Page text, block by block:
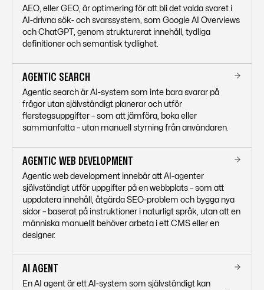
AEO, eller GEO, är optimering för att bli det valda svaret i
AI-drivna sök- och svarssystem, som Google AI Overviews
och ChatGPT, genom strukturerat innehåll, tydliga
definitioner och semantisk tydlighet.
AGENTIC SEARCH
Agentic search är AI-system som inte bara svarar på
frågor utan självständigt planerar och utför
flerstegsuppgifter – som att jämföra, boka eller
sammanfatta – utan manuell styrning från användaren.
AGENTIC WEB DEVELOPMENT
Agentic web development innebär att AI-agenter
självständigt utför uppgifter på en webbplats – som att
uppdatera innehåll, åtgärda SEO-problem och bygga nya
sidor – baserat på instruktioner i naturligt språk, utan att en
människa manuellt behöver arbeta i ett CMS eller en
designer.
AI AGENT
En AI agent är ett AI-system som självständigt kan